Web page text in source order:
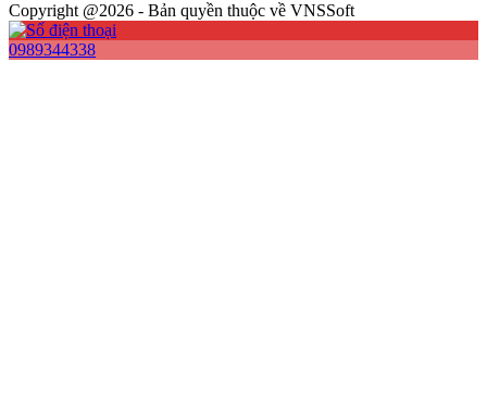
Copyright @2026 - Bản quyền thuộc về VNSSoft
0989344338